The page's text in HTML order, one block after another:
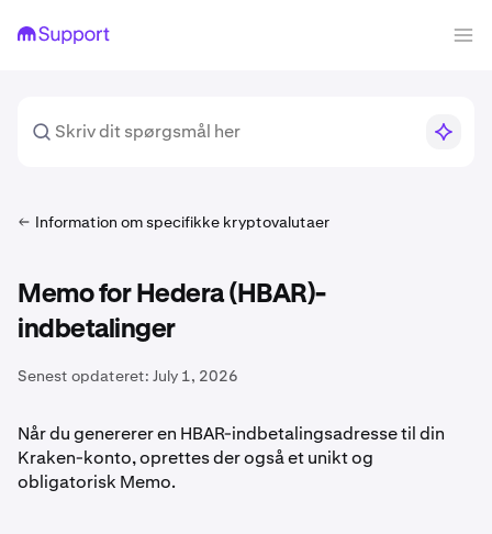
Information om specifikke kryptovalutaer
Memo for Hedera (HBAR)-
indbetalinger
Senest opdateret: July 1, 2026
Når du genererer en HBAR-indbetalingsadresse til din
Kraken-konto, oprettes der også et unikt og
obligatorisk Memo.